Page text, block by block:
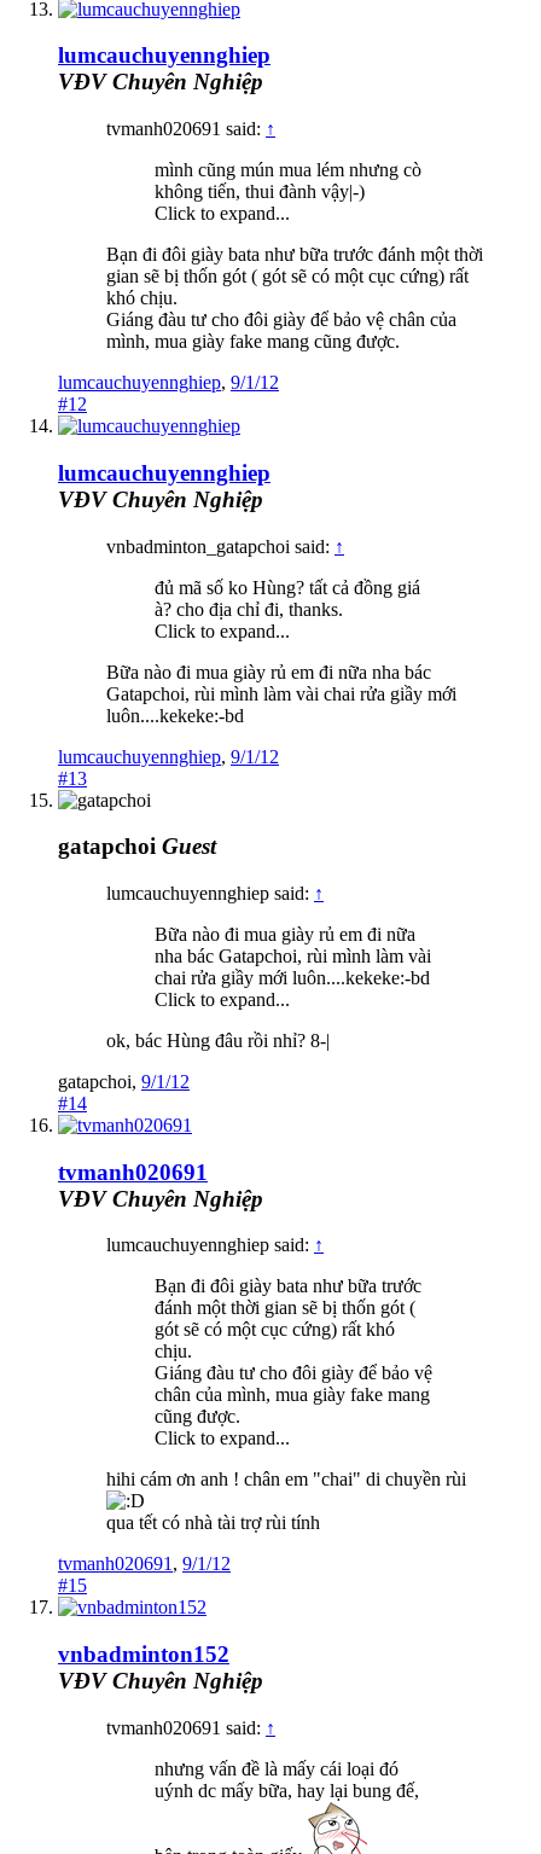
lumcauchuyennghiep
VĐV Chuyên Nghiệp
tvmanh020691 said: ↑
mình cũng mún mua lém nhưng cò
không tiến, thui đành vậy|-)
Click to expand...
Bạn đi đôi giày bata như bữa trước đánh một thời
gian sẽ bị thốn gót ( gót sẽ có một cục cứng) rất
khó chịu.
Giáng đàu tư cho đôi giày để bảo vệ chân của
mình, mua giày fake mang cũng được.
lumcauchuyennghiep, 9/1/12
#12
lumcauchuyennghiep
VĐV Chuyên Nghiệp
vnbadminton_gatapchoi said: ↑
đủ mã số ko Hùng? tất cả đồng giá
à? cho địa chỉ đi, thanks.
Click to expand...
Bữa nào đi mua giày rủ em đi nữa nha bác
Gatapchoi, rùi mình làm vài chai rửa giầy mới
luôn....kekeke:-bd
lumcauchuyennghiep, 9/1/12
#13
gatapchoi Guest
lumcauchuyennghiep said: ↑
Bữa nào đi mua giày rủ em đi nữa
nha bác Gatapchoi, rùi mình làm vài
chai rửa giầy mới luôn....kekeke:-bd
Click to expand...
ok, bác Hùng đâu rồi nhỉ? 8-|
gatapchoi, 9/1/12
#14
tvmanh020691
VĐV Chuyên Nghiệp
lumcauchuyennghiep said: ↑
Bạn đi đôi giày bata như bữa trước
đánh một thời gian sẽ bị thốn gót (
gót sẽ có một cục cứng) rất khó
chịu.
Giáng đàu tư cho đôi giày để bảo vệ
chân của mình, mua giày fake mang
cũng được.
Click to expand...
hihi cám ơn anh ! chân em "chai" di chuyền rùi
qua tết có nhà tài trợ rùi tính
tvmanh020691, 9/1/12
#15
vnbadminton152
VĐV Chuyên Nghiệp
tvmanh020691 said: ↑
nhưng vấn đề là mấy cái loại đó
uýnh dc mấy bữa, hay lại bung đế,